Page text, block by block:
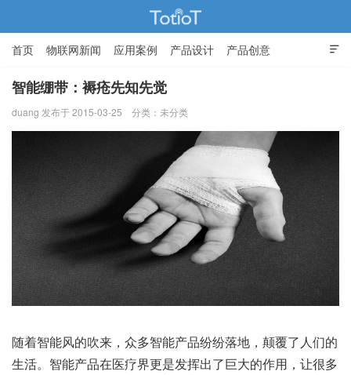
物联网的那些事 - Totiot

首页 物联网新闻 应用案例 产品设计 产品创意
智能家居
智能绷带：褥疮先知先觉
duang 发布于 2015-03-25 分类：未分类
随着智能风的吹来，众多智能产品纷纷落地，颠覆了人们的
生活。智能产品在医疗界更是发挥出了巨大的作用，让很多